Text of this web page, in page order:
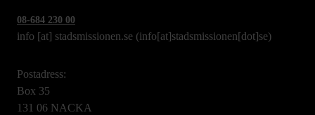
08-684 230 00
info [at] stadsmissionen.se (info[at]stadsmissionen[dot]se)
Postadress:
Box 35
131 06 NACKA